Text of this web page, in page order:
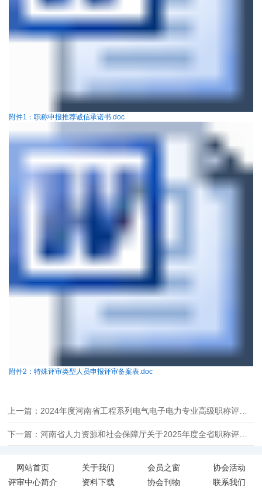
附件1：职称申报推荐诚信承诺书.doc
附件2：特殊评审类型人员申报评审备案表.doc
上一篇：2024年度河南省工程系列电气电子电力专业高级职称评审工作顺利完成
下一篇：河南省人力资源和社会保障厅关于2025年度全省职称评审工作有关事项的通知
网站首页 关于我们 会员之窗
协会活动
评审中心简介
资料下载 协会刊物 联系我们